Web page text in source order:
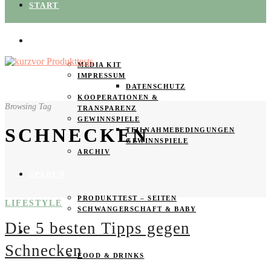
START
MEDIA KIT
IMPRESSUM
DATENSCHUTZ
KOOPERATIONEN &
TRANSPARENZ
GEWINNSPIELE
TEILNAHMEBEDINGUNGEN
GEWINNSPIELE
ARCHIV
PRODUKTTEST – SEITEN
SCHWANGERSCHAFT & BABY
PRODUKTTESTER GESUCHT
FOOD & DRINKS
Browsing Tag
SCHNECKEN
LIFESTYLE
Die 5 besten Tipps gegen
Schnecken